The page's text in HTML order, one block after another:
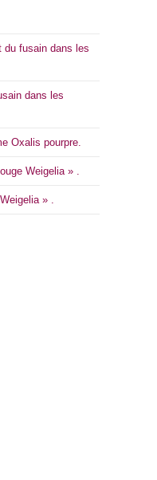
du fusain dans les
dans les
Oxalis pourpre.
Weigelia » .
» .